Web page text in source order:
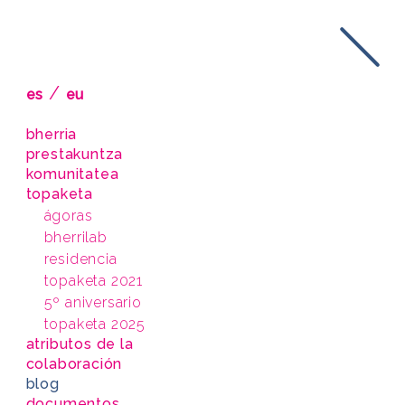
es / eu
bherria
prestakuntza
komunitatea
topaketa
ágoras
bherrilab
residencia
topaketa 2021
5º aniversario
topaketa 2025
atributos de la
colaboración
blog